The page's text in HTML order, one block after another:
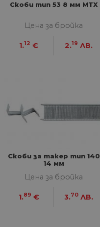
Скоби тип 53 8 мм MTX
Цена за бройка
1.12 € 2.19 ЛВ.
Скоби за такер тип 140
14 мм
Цена за бройка
1.89 € 3.70 ЛВ.